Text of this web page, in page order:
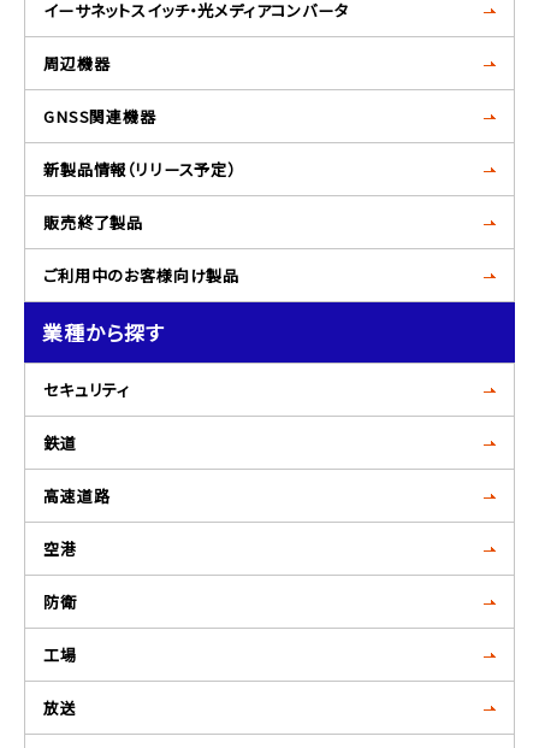
イーサネットスイッチ・光メディアコンバータ
周辺機器
GNSS関連機器
新製品情報（リリース予定）
販売終了製品
ご利用中のお客様向け製品
業種から探す
セキュリティ
鉄道
高速道路
空港
防衛
工場
放送